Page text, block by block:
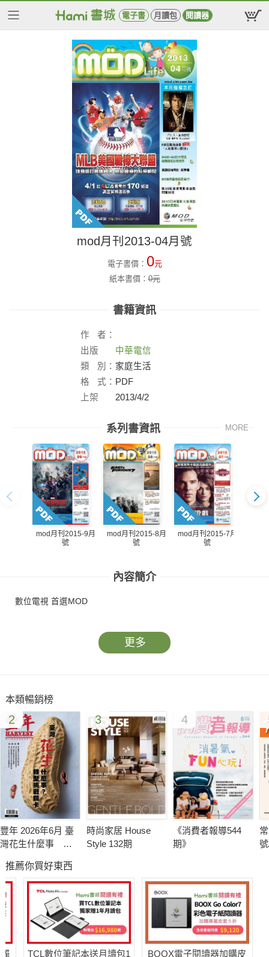
電子書 月讀包 閱讀器
mod月刊2013-04月號
電子書價： 0元
紙本書價：0元
書籍資訊
作
者：
出版
社：
中華電信
類
別： 家庭生活
格
式： PDF
上架
2013/4/2
系列書資訊 MORE
mod月刊2015-9月
號
mod月刊2015-8月
號
mod月刊2015-7月
號
內容簡介
數位電視 首選MOD
更多
本類暢銷榜
2
豐年 2026年6月 臺
灣花生什麼事 轉
3
時尚家居 House
Style 132期
4
《消費者報導544
期》
推薦你買好東西
TCL數位筆記本送月讀包1
BOOX電子閱讀器加購皮